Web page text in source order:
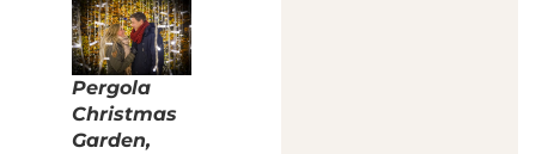
Pergola
Christmas
Garden,